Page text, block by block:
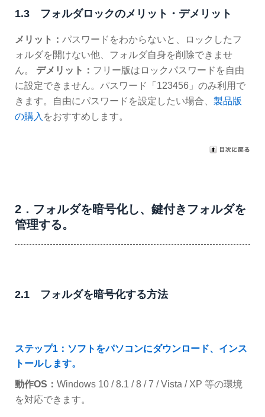
1.3 フォルダロックのメリット・デメリット
メリット： パスワードをわからないと、ロックしたフ
ォルダを開けない他、フォルダ自身を削除できませ
ん。 デメリット： フリー版はロックパスワードを自由
に設定できません。パスワード「123456」のみ利用で
きます。自由にパスワードを設定したい場合、 製品版
の購入 をおすすめします。
2．フォルダを暗号化し、鍵付きフォルダを
管理する。
2.1 フォルダを暗号化する方法
ステップ1：ソフトをパソコンにダウンロード、インス
トールします。
動作OS： Windows 10 / 8.1 / 8 / 7 / Vista / XP 等の環境
を対応できます。